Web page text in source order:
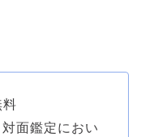
料
面鑑定におい